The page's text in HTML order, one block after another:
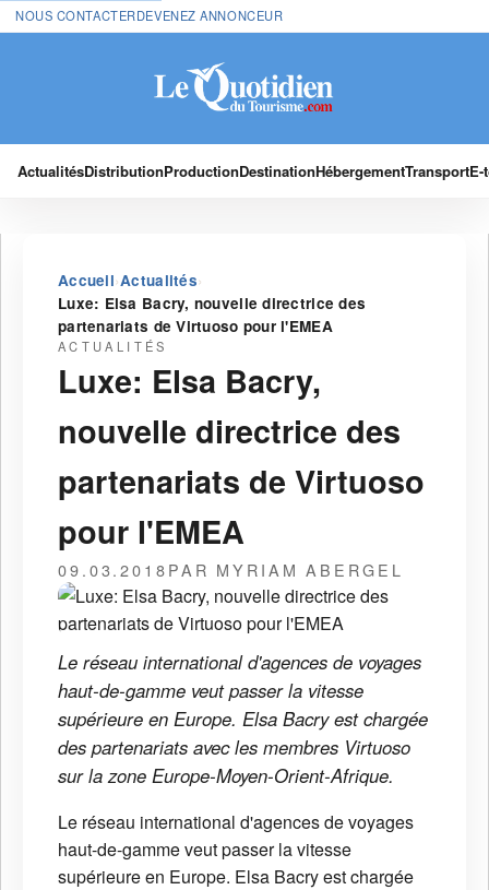
NOUS CONTACTERDEVENEZ ANNONCEUR
ActualitésDistributionProductionDestinationHébergementTransport
Accueil›Actualités›
Luxe: Elsa Bacry, nouvelle directrice des
partenariats de Virtuoso pour l'EMEA
ACTUALITÉS
Luxe: Elsa Bacry,
nouvelle directrice des
partenariats de Virtuoso
pour l'EMEA
09.03.2018PAR MYRIAM ABERGEL
Le réseau international d'agences de voyages
haut-de-gamme veut passer la vitesse
supérieure en Europe. Elsa Bacry est chargée
des partenariats avec les membres Virtuoso
sur la zone Europe-Moyen-Orient-Afrique.
Le réseau international d'agences de voyages
haut-de-gamme veut passer la vitesse
supérieure en Europe. Elsa Bacry est chargée